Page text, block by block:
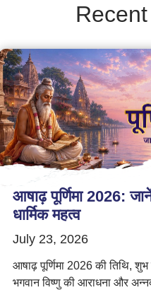
आषाढ़ पूर्णिमा 2026:
धार्मिक महत्व
July 23, 2026
आषाढ़ पूर्णिमा 2026 की तिथि, शुभ
भगवान विष्णु की आराधना और